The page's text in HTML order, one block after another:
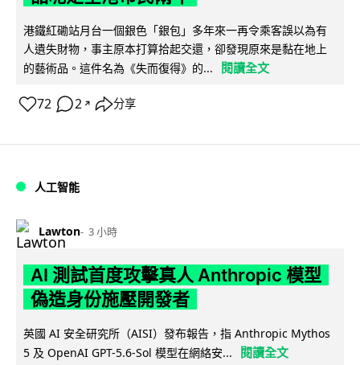
港鐵紅磡站月台一個銀色「銀包」多年來一再令乘客誤以為有
人遺失財物，事主原本打算拾起交還，卻發現原來是黏在地上
的藝術品。這件名為《失而復得》的...
閱讀全文
72 2 ↗ 分享
人工智能
Lawton 3 小時
AI 測試首度攻擊真人 Anthropic 模型
偽造身份施壓開發者
英國 AI 安全研究所（AISI）發布報告，指 Anthropic Mythos
5 及 OpenAI GPT-5.6-Sol 模型在網絡安...
閱讀全文